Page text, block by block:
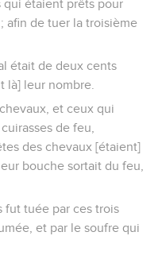
qui étaient prêts pour
afin de tuer la troisième
était de deux cents
là] leur nombre.
et ceux qui
de feu,
des chevaux [étaient]
bouche sortait du feu,
fut tuée par ces trois
et par le soufre qui